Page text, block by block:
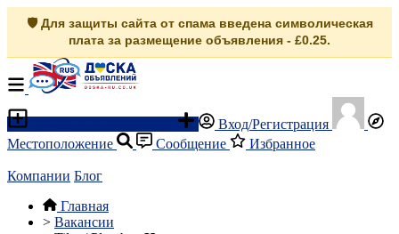
🛡️ Для защиты сайта от спама введена символическая
плата за размещение объявления - £0.25.
Вход/Регистрация
Местоположение
Сообщение Избранное
Компании Блог
Главная
> Вакансии